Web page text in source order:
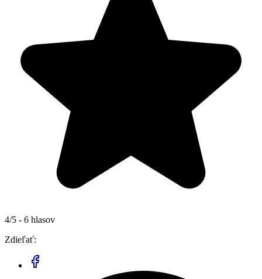
4/5 - 6 hlasov
Zdieľať: